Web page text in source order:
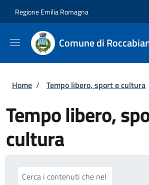
Regione Emilia Romagna
Comune di
Briciole di pane
Home / Tempo libero, sport e cultura
Tempo libero,
cultura
Cerca i contenuti che nel